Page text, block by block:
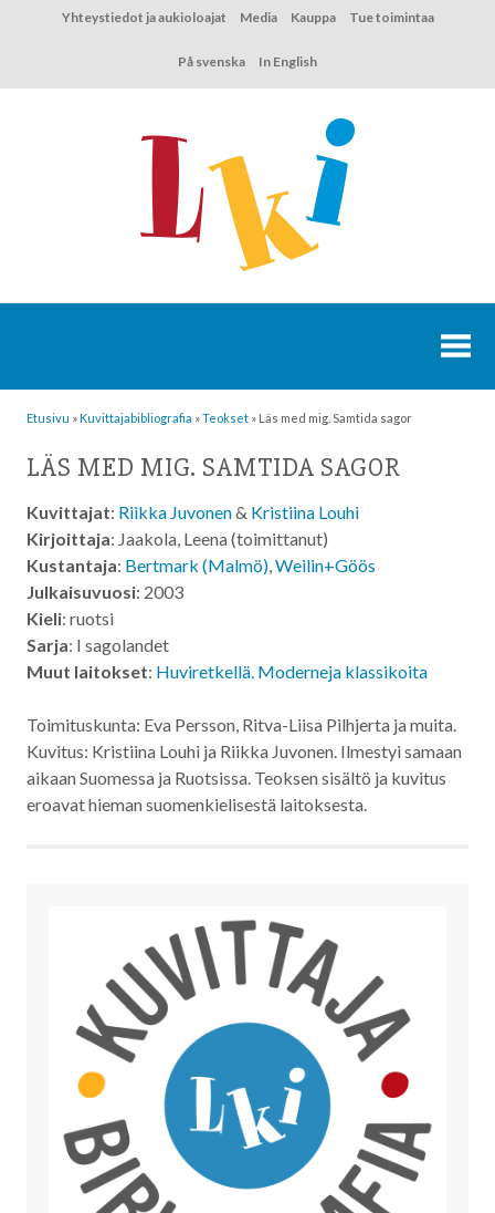
Yhteystiedot ja aukioloajat Media Kauppa Tue toimintaa
På svenska In English
Etusivu »Kuvittaja­bibliografia »Teokset » Läs med mig. Samtida sagor
LÄS MED MIG. SAMTIDA SAGOR
Kuvittajat: Riikka Juvonen& Kristiina Louhi
Kirjoittaja: Jaakola, Leena (toimittanut)
Kustantaja: Bertmark (Malmö),Weilin+Göös
Julkaisuvuosi: 2003
Kieli: ruotsi
Sarja: I sagolandet
Muut laitokset: Huviretkellä. Moderneja klassikoita
Toimituskunta: Eva Persson, Ritva-Liisa Pilhjerta ja muita.
Kuvitus: Kristiina Louhi ja Riikka Juvonen. Ilmestyi samaan
aikaan Suomessa ja Ruotsissa. Teoksen sisältö ja kuvitus
eroavat hieman suomenkielisestä laitoksesta.